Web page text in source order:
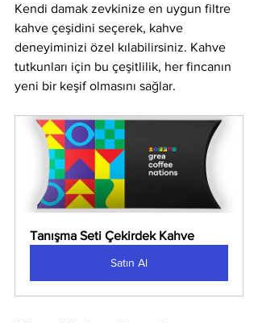
Kendi damak zevkinize en uygun filtre
kahve çeşidini seçerek, kahve
deneyiminizi özel kılabilirsiniz. Kahve
tutkunları için bu çeşitlilik, her fincanın
yeni bir keşif olmasını sağlar.
Tanışma Seti Çekirdek Kahve
Satın Al